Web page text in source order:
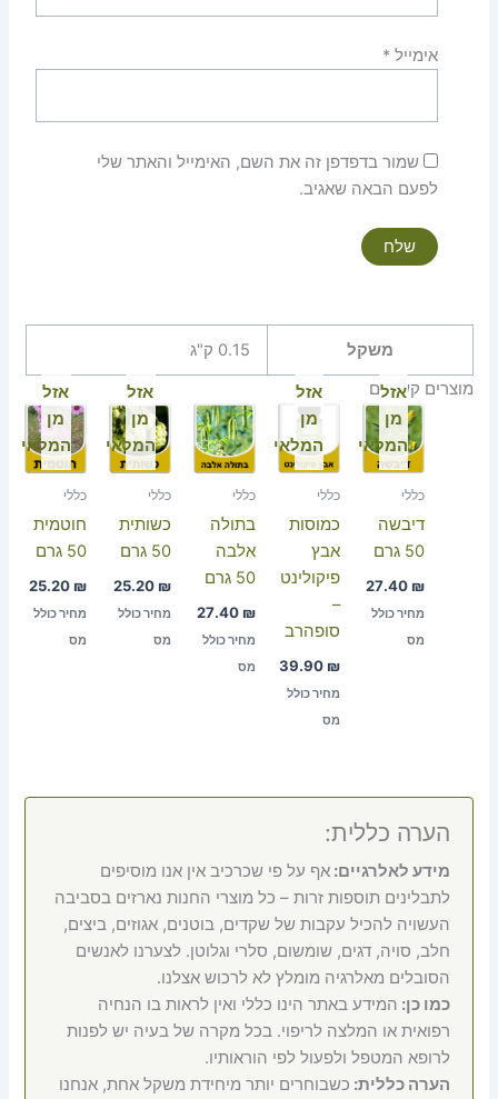
אימייל *
שמור בדפדפן זה את השם, האימייל והאתר שלי
לפעם הבאה שאגיב.
משקל
0.15 ק"ג
מוצרים קשורים
אזל
מן
המלאי
כללי
דיבשה
50 גרם
27.40 ₪
מחיר כולל
מס
אזל
מן
המלאי
כללי
כמוסות
אבץ
פיקולינט
–
סופהרב
39.90 ₪
מחיר כולל
מס
כללי
בתולה
אלבה
50 גרם
27.40 ₪
מחיר כולל
מס
אזל
מן
המלאי
כללי
כשותית
50 גרם
25.20 ₪
מחיר כולל
מס
אזל
מן
המלאי
כללי
חוטמית
50 גרם
25.20 ₪
מחיר כולל
מס
הערה כללית:
מידע לאלרגיים:אף על פי שכרכיב אין אנו מוסיפים
לתבלינים תוספות זרות – כל מוצרי החנות נארזים בסביבה
העשויה להכיל עקבות של שקדים, בוטנים, אגוזים, ביצים,
חלב, סויה, דגים, שומשום, סלרי וגלוטן. לצערנו לאנשים
הסובלים מאלרגיה מומלץ לא לרכוש אצלנו.
כמו כן: המידע באתר הינו כללי ואין לראות בו הנחיה
רפואית או המלצה לריפוי. בכל מקרה של בעיה יש לפנות
לרופא המטפל ולפעול לפי הוראותיו.
הערה כללית: כשבוחרים יותר מיחידת משקל אחת, אנחנו